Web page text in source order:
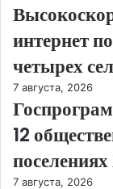
интернет
четырех
7 августа, 2026
12
7 августа, 2026